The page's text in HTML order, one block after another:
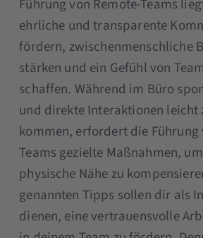
Führung von Remote-Teams
ehrliche und transparente
fördern, zwischenmenschliche
stärken und ein Gefühl von
schaffen. Während im Büro
und direkte Interaktionen leicht
kommen, erfordert die Führung
Teams gezielte Maßnahmen,
physische Nähe zu
genannten Tipps sollen dir als
dienen, eine vertrauensvolle